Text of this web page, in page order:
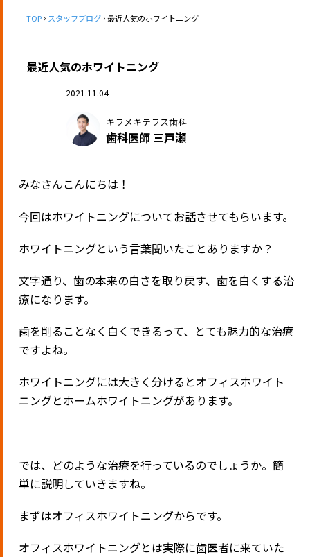
TOP スタッフブログ 最近人気のホワイトニング
最近人気のホワイトニング
2021.11.04
キラメキテラス歯科
歯科医師 三戸瀬
みなさんこんにちは！
今回はホワイトニングについてお話させてもらいます。
ホワイトニングという言葉聞いたことありますか？
文字通り、歯の本来の白さを取り戻す、歯を白くする治
療になります。
歯を削ることなく白くできるって、とても魅力的な治療
ですよね。
ホワイトニングには大きく分けるとオフィスホワイト
ニングとホームホワイトニングがあります。
では、どのような治療を行っているのでしょうか。簡
単に説明していきますね。
まずはオフィスホワイトニングからです。
オフィスホワイトニングとは実際に歯医者に来ていた